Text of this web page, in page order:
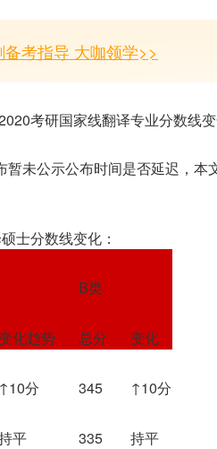
考指导 大咖领学>>
考研国家线翻译专业分数线
暂未公示公布时间是否延迟，
士分数线变化：
B类
化趋势 总分 变化
↑10分 345 ↑10分
平 335 持平